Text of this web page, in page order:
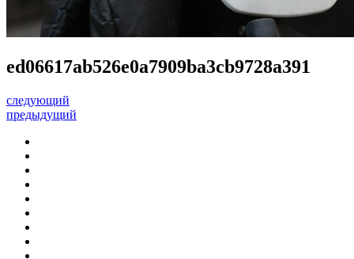
ed06617ab526e0a7909ba3cb9728a391
следующий
предыдущий